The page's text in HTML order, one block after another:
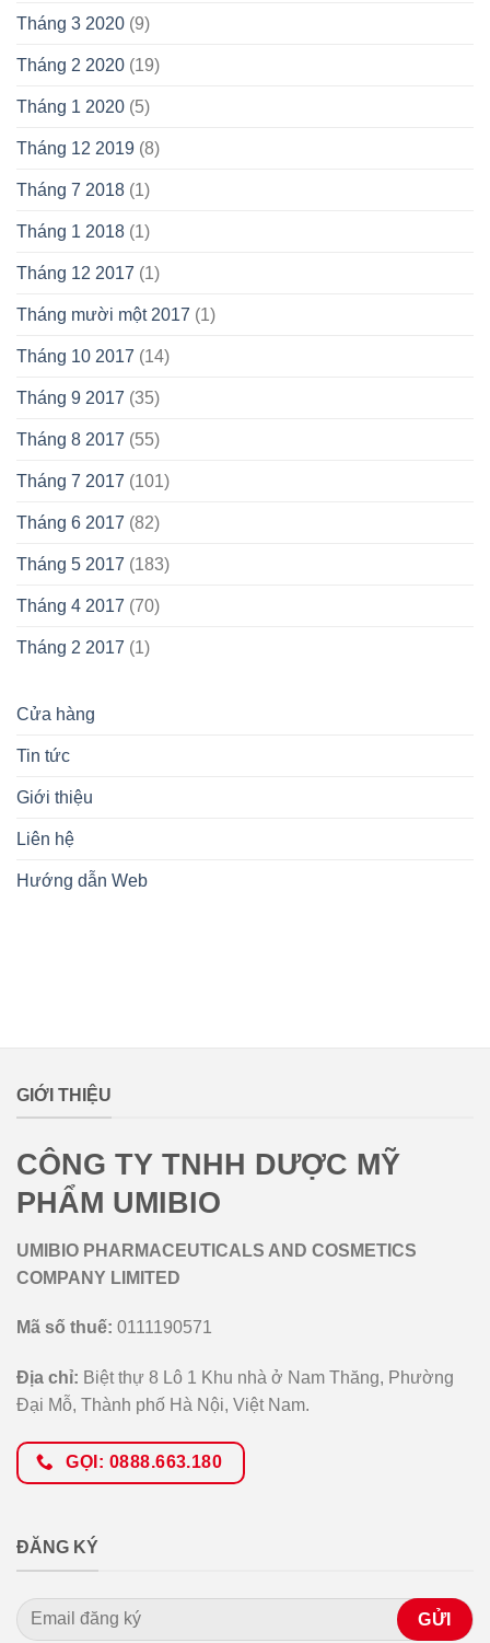
Tháng 3 2020 (9)
Tháng 2 2020 (19)
Tháng 1 2020 (5)
Tháng 12 2019 (8)
Tháng 7 2018 (1)
Tháng 1 2018 (1)
Tháng 12 2017 (1)
Tháng mười một 2017 (1)
Tháng 10 2017 (14)
Tháng 9 2017 (35)
Tháng 8 2017 (55)
Tháng 7 2017 (101)
Tháng 6 2017 (82)
Tháng 5 2017 (183)
Tháng 4 2017 (70)
Tháng 2 2017 (1)
Cửa hàng
Tin tức
Giới thiệu
Liên hệ
Hướng dẫn Web
GIỚI THIỆU
CÔNG TY TNHH DƯỢC MỸ
PHẨM UMIBIO
UMIBIO PHARMACEUTICALS AND COSMETICS
COMPANY LIMITED
Mã số thuế: 0111190571
Địa chỉ: Biệt thự 8 Lô 1 Khu nhà ở Nam Thăng, Phường
Đại Mỗ, Thành phố Hà Nội, Việt Nam.
GỌI: 0888.663.180
ĐĂNG KÝ